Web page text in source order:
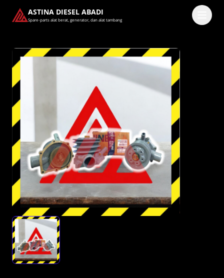
ASTINA DIESEL ABADI
Spare-parts alat berat, generator, dan alat tambang
Pilih methode masuk
Lanjutkan dengan Google
Dengan melanjutkan, kamu telah membaca dan setuju
denganKetentuan LayanandanKebijakan Privasi kami.